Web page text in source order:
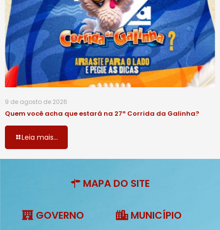
9 de agosto de 2026
Quem você acha que estará na 27ª Corrida da Galinha?
Leia mais...
MAPA DO SITE
GOVERNO MUNICÍPIO